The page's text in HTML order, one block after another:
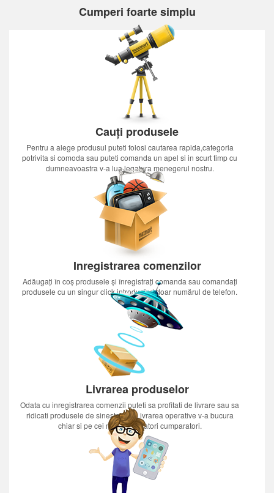
Cumperi foarte simplu
Cauți produsele
Pentru a alege produsul puteti folosi cautarea rapida,categoria
potrivita si comoda sau puteti comanda un apel si in scurt timp cu
dumneavoastra v-a lua legatura menegerul nostru.
Inregistrarea comenzilor
Adăugați în coș produsele și înregistrați comanda sau comandați
produsele cu un singur click introducînd doar numărul de telefon.
Livrarea produselor
Odata cu inregistrarea comenzii puteti sa profitati de livrare sau sa
ridicati produsele de sinestatator.Livrarea operative v-a bucura
chiar si pe cei mai nerabdatori cumparatori.